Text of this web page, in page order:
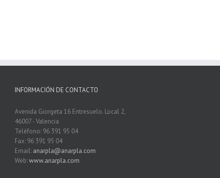
INFORMACIÓN DE CONTACTO
Avenida Giorgeta 16 Entresuelo. Local 2,
46007 - Valencia
Teléfono: 96 391 95 04
Fax: 96 391 95 04
Email: anarpla@anarpla.com
Web:www.anarpla.com